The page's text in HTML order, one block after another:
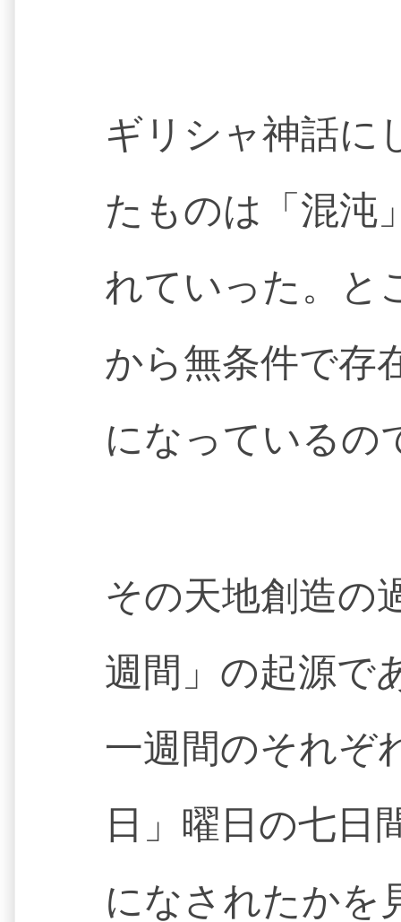
ギリシャ神話に
たものは「混沌
れていった。と
から無条件で存
になっているの
その天地創造の
週間」の起源で
一週間のそれぞ
日」曜日の七日
になされたかを